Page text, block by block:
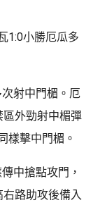
1:0小勝厄瓜多
射中門楣。厄
外勁射中楣彈
樣擊中門楣。
中搶點攻門，
路助攻後備入